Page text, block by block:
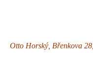
Otto Horský, Břenkova